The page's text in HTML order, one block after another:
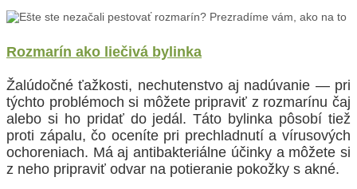
Rozmarín ako liečivá bylinka
Žalúdočné ťažkosti, nechutenstvo aj nadúvanie — pri
týchto problémoch si môžete pripraviť z rozmarínu čaj
alebo si ho pridať do jedál. Táto bylinka pôsobí tiež
proti zápalu, čo oceníte pri prechladnutí a vírusových
ochoreniach. Má aj antibakteriálne účinky a môžete si
z neho pripraviť odvar na potieranie pokožky s akné.